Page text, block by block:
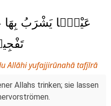
عَيْنًۭا يَشْرَبُ بِهَا
Allāhi yufajjirūnahā tafjīrā
Allahs trinken; sie lassen